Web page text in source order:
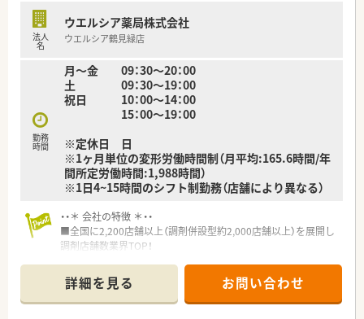
法人
名
ウエルシア薬局株式会社
ウエルシア鶴見緑店
勤務
時間
月～金 09：30～20：00
土 09：30～19：00
祝日 10：00～14：00
15：00～19：00
※定休日 日
※1ヶ月単位の変形労働時間制（月平均:165.6時間/年
間所定労働時間:1,988時間）
※1日4~15時間のシフト制勤務（店舗により異なる）
・・＊ 会社の特徴 ＊・・
■全国に2,200店舗以上（調剤併設型約2,000店舗以上）を展開し
調剤店舗数業界TOP！
頑張り次第で高給与も可能！
■経験や勤務コースによりますが、経験の少ない方でも500万前
半スタートと業界TOP水準！
詳細を見る お問い合わせ